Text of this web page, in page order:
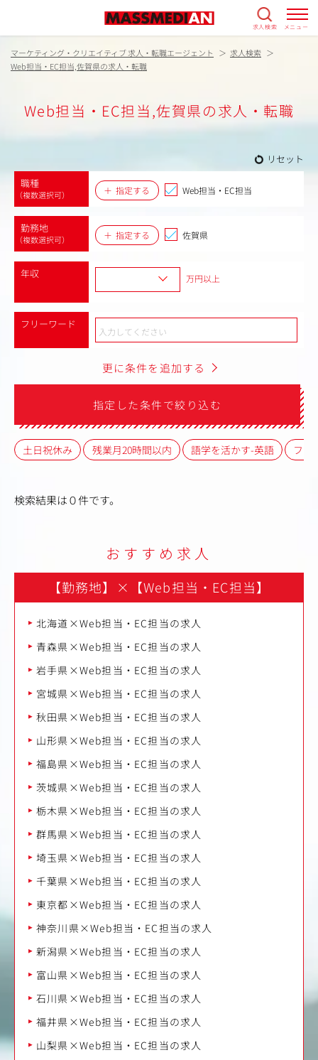
求人検索 メニュー
マーケティング・クリエイティブ 求人・転職エージェント
求人検索
Web担当・EC担当,佐賀県の求人・転職
Web担当・EC担当,佐賀県の求人・転職
リセット
職種
（複数選択可） 指定する Web担当・EC担当
勤務地
（複数選択可） 指定する 佐賀県
年収 万円以上
フリーワード
更に条件を追加する
指定した条件で絞り込む
土日祝休み 残業月20時間以内 語学を活かす-英語 フレ
検索結果は０件です。
おすすめ求人
【勤務地】 × 【Web担当・EC担当】
北海道×Web担当・EC担当の求人
青森県×Web担当・EC担当の求人
岩手県×Web担当・EC担当の求人
宮城県×Web担当・EC担当の求人
秋田県×Web担当・EC担当の求人
山形県×Web担当・EC担当の求人
福島県×Web担当・EC担当の求人
茨城県×Web担当・EC担当の求人
栃木県×Web担当・EC担当の求人
群馬県×Web担当・EC担当の求人
埼玉県×Web担当・EC担当の求人
千葉県×Web担当・EC担当の求人
東京都×Web担当・EC担当の求人
神奈川県×Web担当・EC担当の求人
新潟県×Web担当・EC担当の求人
富山県×Web担当・EC担当の求人
石川県×Web担当・EC担当の求人
福井県×Web担当・EC担当の求人
山梨県×Web担当・EC担当の求人